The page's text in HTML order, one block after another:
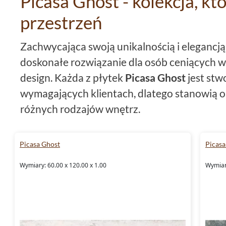
przestrzeń
Zachwycająca swoją unikalnością i
doskonałe rozwiązanie dla osób ceniących
design. Każda z płytek Picasa Ghost jest
wymagających klientach, dlatego stanowią
różnych rodzajów wnętrz.
wykonanie dodaje im eleganckiego i
Picasa Ghost
Wymiary: 60.00 x 120.00 x 1.00